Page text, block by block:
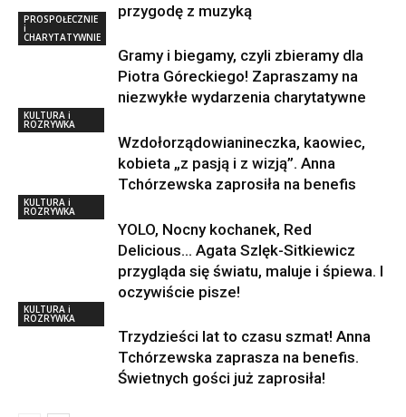
przygodę z muzyką
PROSPOŁECZNIE
i
CHARYTATYWNIE
Gramy i biegamy, czyli zbieramy dla
Piotra Góreckiego! Zapraszamy na
niezwykłe wydarzenia charytatywne
KULTURA i
ROZRYWKA
Wzdołorządowianineczka, kaowiec,
kobieta „z pasją i z wizją”. Anna
Tchórzewska zaprosiła na benefis
KULTURA i
ROZRYWKA
YOLO, Nocny kochanek, Red
Delicious… Agata Szlęk-Sitkiewicz
przygląda się światu, maluje i śpiewa. I
oczywiście pisze!
KULTURA i
ROZRYWKA
Trzydzieści lat to czasu szmat! Anna
Tchórzewska zaprasza na benefis.
Świetnych gości już zaprosiła!